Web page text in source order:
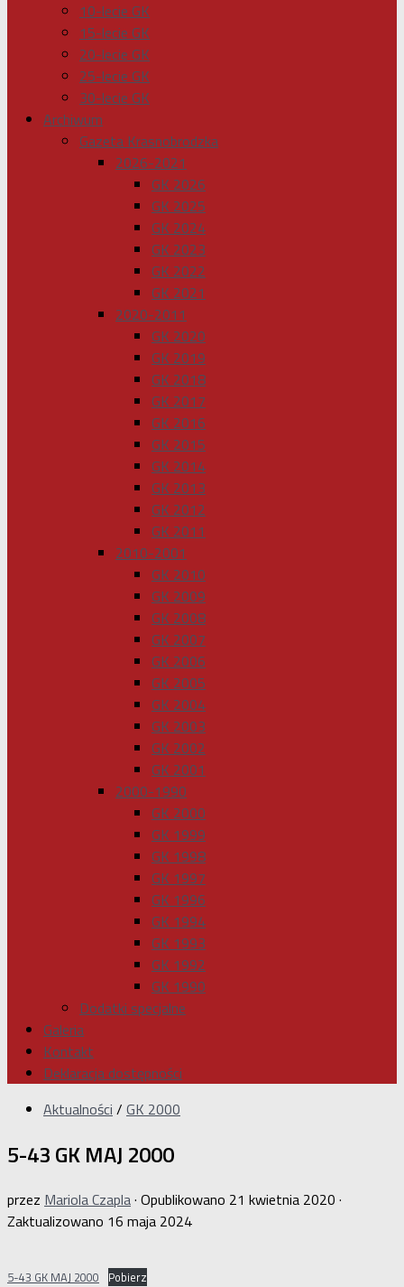
10-lecie GK
15-lecie GK
20-lecie GK
25-lecie GK
30-lecie GK
Archiwum
Gazeta Krasnobrodzka
2026-2021
GK 2026
GK 2025
GK 2024
GK 2023
GK 2022
GK 2021
2020-2011
GK 2020
GK 2019
GK 2018
GK 2017
GK 2016
GK 2015
GK 2014
GK 2013
GK 2012
GK 2011
2010-2001
GK 2010
GK 2009
GK 2008
GK 2007
GK 2006
GK 2005
GK 2004
GK 2003
GK 2002
GK 2001
2000-1990
GK 2000
GK 1999
GK 1998
GK 1997
GK 1996
GK 1994
GK 1993
GK 1992
GK 1990
Dodatki specjalne
Galeria
Kontakt
Deklaracja dostępności
Aktualności / GK 2000
5-43 GK MAJ 2000
przez Mariola Czapla· Opublikowano 21 kwietnia 2020 ·
Zaktualizowano 16 maja 2024
5-43 GK MAJ 2000 Pobierz